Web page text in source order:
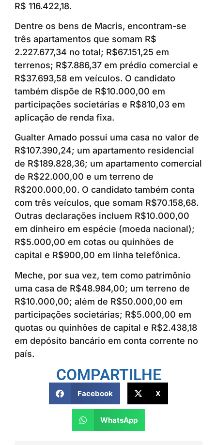
R$ 116.422,18.
Dentre os bens de Macris, encontram-se
três apartamentos que somam R$
2.227.677,34 no total; R$67.151,25 em
terrenos; R$7.886,37 em prédio comercial e
R$37.693,58 em veículos. O candidato
também dispõe de R$10.000,00 em
participações societárias e R$810,03 em
aplicação de renda fixa.
Gualter Amado possui uma casa no valor de
R$107.390,24; um apartamento residencial
de R$189.828,36; um apartamento comercial
de R$22.000,00 e um terreno de
R$200.000,00. O candidato também conta
com três veículos, que somam R$70.158,68.
Outras declarações incluem R$10.000,00
em dinheiro em espécie (moeda nacional);
R$5.000,00 em cotas ou quinhões de
capital e R$900,00 em linha telefônica.
Meche, por sua vez, tem como patrimônio
uma casa de R$48.984,00; um terreno de
R$10.000,00; além de R$50.000,00 em
participações societárias; R$5.000,00 em
quotas ou quinhões de capital e R$2.438,18
em depósito bancário em conta corrente no
país.
COMPARTILHE
Facebook X
WhatsApp